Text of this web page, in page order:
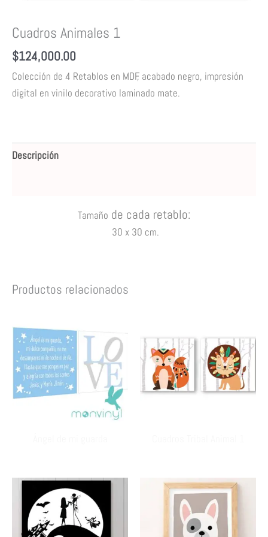
Cuadros Animales 1
$124,000.00
Colección de 4 Retablos en MDF, acabado negro, impresión
digital en vinilo decorativo laminado mate.
Descripción
Tamaño de cada retablo:
30 x 30 cm.
Productos relacionados